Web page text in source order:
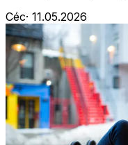
Céc· 11.05.2026